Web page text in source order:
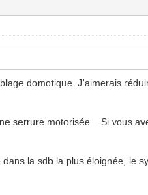
domotique. J'aimerais
serrure motorisée... Si vous
la sdb la plus éloignée, le